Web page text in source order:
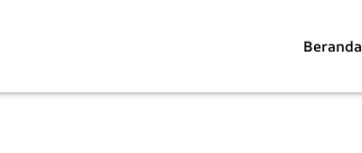
Beranda